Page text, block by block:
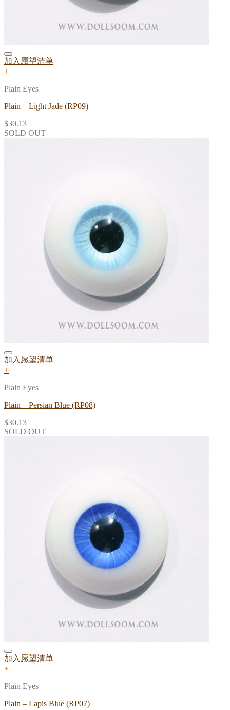
加入愿望清单
+
Plain Eyes
Plain – Light Jade (RP09)
$30.13
SOLD OUT
加入愿望清单
+
Plain Eyes
Plain – Persian Blue (RP08)
$30.13
SOLD OUT
加入愿望清单
+
Plain Eyes
Plain – Lapis Blue (RP07)